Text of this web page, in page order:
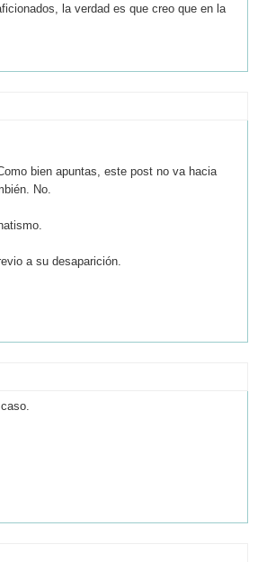
la verdad es que creo que en la
bien apuntas, este post no va hacia
No.
a su desaparición.